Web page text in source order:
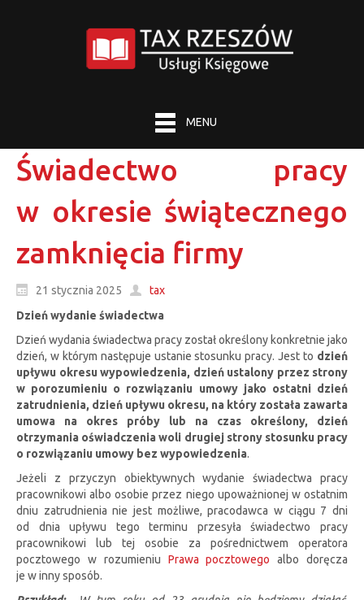
MENU
Świadectwo pracy
w okresie świątecznego
zamknięcia firmy
21 stycznia 2025
tax
Dzień wydanie świadectwa
Dzień wydania świadectwa pracy został określony konkretnie jako
dzień, w którym następuje ustanie stosunku pracy. Jest to dzień
upływu okresu wypowiedzenia, dzień ustalony przez strony
w porozumieniu o rozwiązaniu umowy jako ostatni dzień
zatrudnienia, dzień upływu okresu, na który została zawarta
umowa na okres próby lub na czas określony, dzień
otrzymania oświadczenia woli drugiej strony stosunku pracy
o rozwiązaniu umowy bez wypowiedzenia.
Jeżeli z przyczyn obiektywnych wydanie świadectwa pracy
pracownikowi albo osobie przez niego upoważnionej w ostatnim
dniu zatrudnienia nie jest możliwe, pracodawca w ciągu 7 dni
od dnia upływu tego terminu przesyła świadectwo pracy
pracownikowi lub tej osobie za pośrednictwem operatora
pocztowego w rozumieniu Prawa pocztowego albo doręcza
je w inny sposób.